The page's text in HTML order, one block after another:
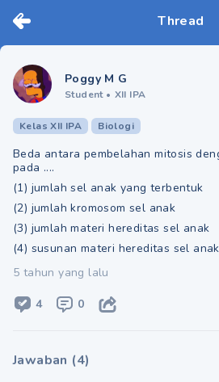
Thread
Poggy M G
Student • XII IPA
Kelas XII IPA Biologi
Beda antara pembelahan mitosis
pada ....
(1) jumlah sel anak yang terbentuk
(2) jumlah kromosom sel anak
(3) jumlah materi hereditas sel anak
(4) susunan materi hereditas sel anak
5 tahun yang lalu
4 0
Jawaban (4)